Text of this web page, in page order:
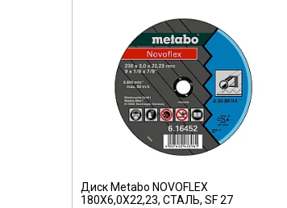
Диск Metabo NOVOFLEX
180X6,0X22,23, СТАЛЬ, SF 27
617163000